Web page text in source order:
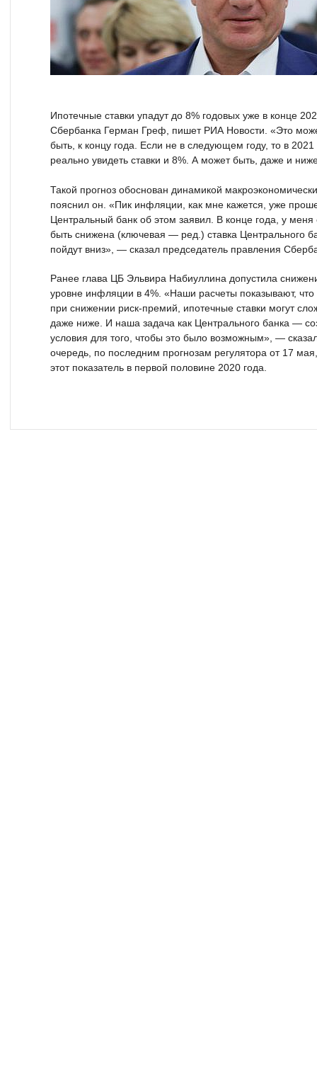
Ипотечные ставки упадут до 8% годовых уже в конце
Сбербанка Герман Греф, пишет РИА Новости. «Это
быть, к концу года. Если не в следующем году, то в
реально увидеть ставки и 8%. А может быть, даже и
Такой прогноз обоснован динамикой
пояснил он. «Пик инфляции, как мне кажется, уже
Центральный банк об этом заявил. В конце года, у
быть снижена (ключевая — ред.) ставка Центрального
пойдут вниз», — сказал председатель правления
Ранее глава ЦБ Эльвира Набиуллина допустила
уровне инфляции в 4%. «Наши расчеты показывают,
при снижении риск-премий, ипотечные ставки могут
даже ниже. И наша задача как Центрального банка —
условия для того, чтобы это было возможным», —
очередь, по последним прогнозам регулятора от 17
этот показатель в первой половине 2020 года.